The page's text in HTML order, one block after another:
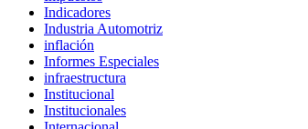
Indicadores
Industria Automotriz
inflación
Informes Especiales
infraestructura
Institucional
Institucionales